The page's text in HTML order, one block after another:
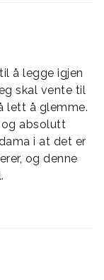
å legge igjen
skal vente til
lett å glemme.
og absolutt
i at det er
og denne